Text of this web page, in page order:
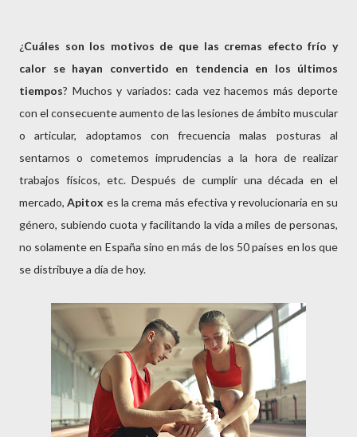
¿Cuáles son los motivos de que las cremas efecto frío y
calor se hayan convertido en
tendencia en los últimos
tiempos? Muchos y variados: cada vez hacemos más deporte
con el consecuente aumento de las lesiones de ámbito muscular
o articular, adoptamos con frecuencia malas posturas al
sentarnos o cometemos imprudencias a la hora de realizar
trabajos físicos, etc. Después de cumplir una década en el
mercado, Apitox es la crema más efectiva y revolucionaria en su
género, subiendo cuota y facilitando la vida a miles de personas,
no solamente en España sino en más de los 50 países en los que
se distribuye a día de hoy.